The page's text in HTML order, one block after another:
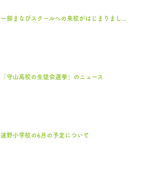
一部まなびスクールへの来校がはじまりまし...
「守山高校の生徒会選挙」のニュース
速野小学校の6月の予定について